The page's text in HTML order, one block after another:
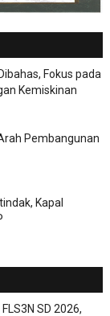
Fokus pada
Kemiskinan
Pembangunan
Kapal
SD 2026,